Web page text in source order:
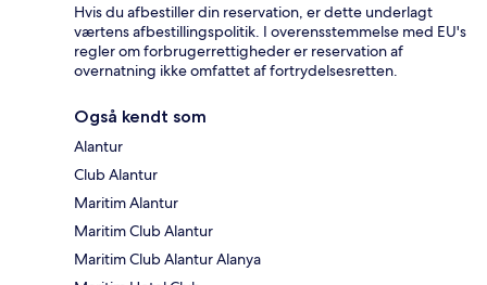
Hvis du afbestiller din reservation, er dette underlagt
værtens afbestillingspolitik. I overensstemmelse med EU's
regler om forbrugerrettigheder er reservation af
overnatning ikke omfattet af fortrydelsesretten.
Også kendt som
Alantur
Club Alantur
Maritim Alantur
Maritim Club Alantur
Maritim Club Alantur Alanya